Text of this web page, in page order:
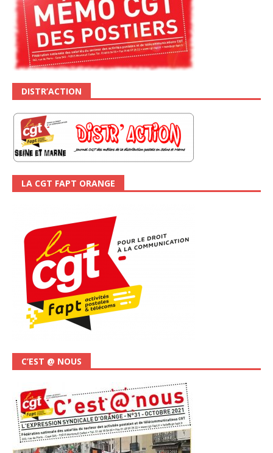
DISTR’ACTION
LA CGT FAPT ORANGE
C’EST @ NOUS